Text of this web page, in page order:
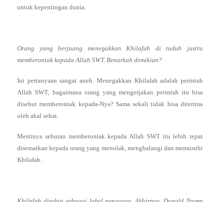
untuk kepentingan dunia.
Orang yang berjuang menegakkan Khilafah di tuduh justru
memberontak kepada Allah SWT. Benarkah demikian?
Ini pertanyaan sangat aneh. Menegakkan Khilafah adalah perintah
Allah SWT, bagaimana orang yang mengerjakan perintah itu bisa
disebut memberontak kepada-Nya? Sama sekali tidak bisa diterima
oleh akal sehat.
Mestinya sebutan memberontak kepada Allah SWT itu lebih tepat
disematkan kepada orang yang menolak, menghalangi dan memusuhi
Khilafah.